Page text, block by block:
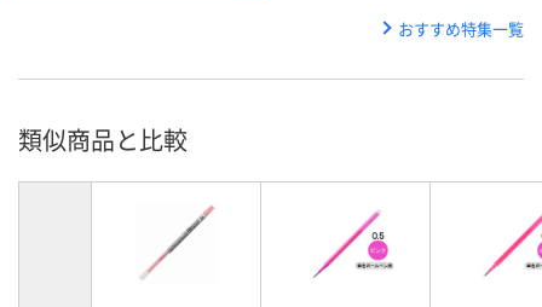
おすすめ特集一覧
類似商品と比較